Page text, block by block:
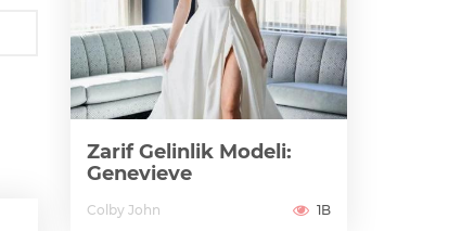
Zarif Gelinlik Modeli:
Genevieve
Colby John 1B